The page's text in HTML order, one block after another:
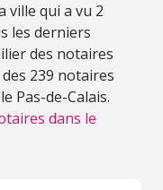
ville qui a vu 2
les derniers
des notaires
239 notaires
Pas-de-Calais.
dans le